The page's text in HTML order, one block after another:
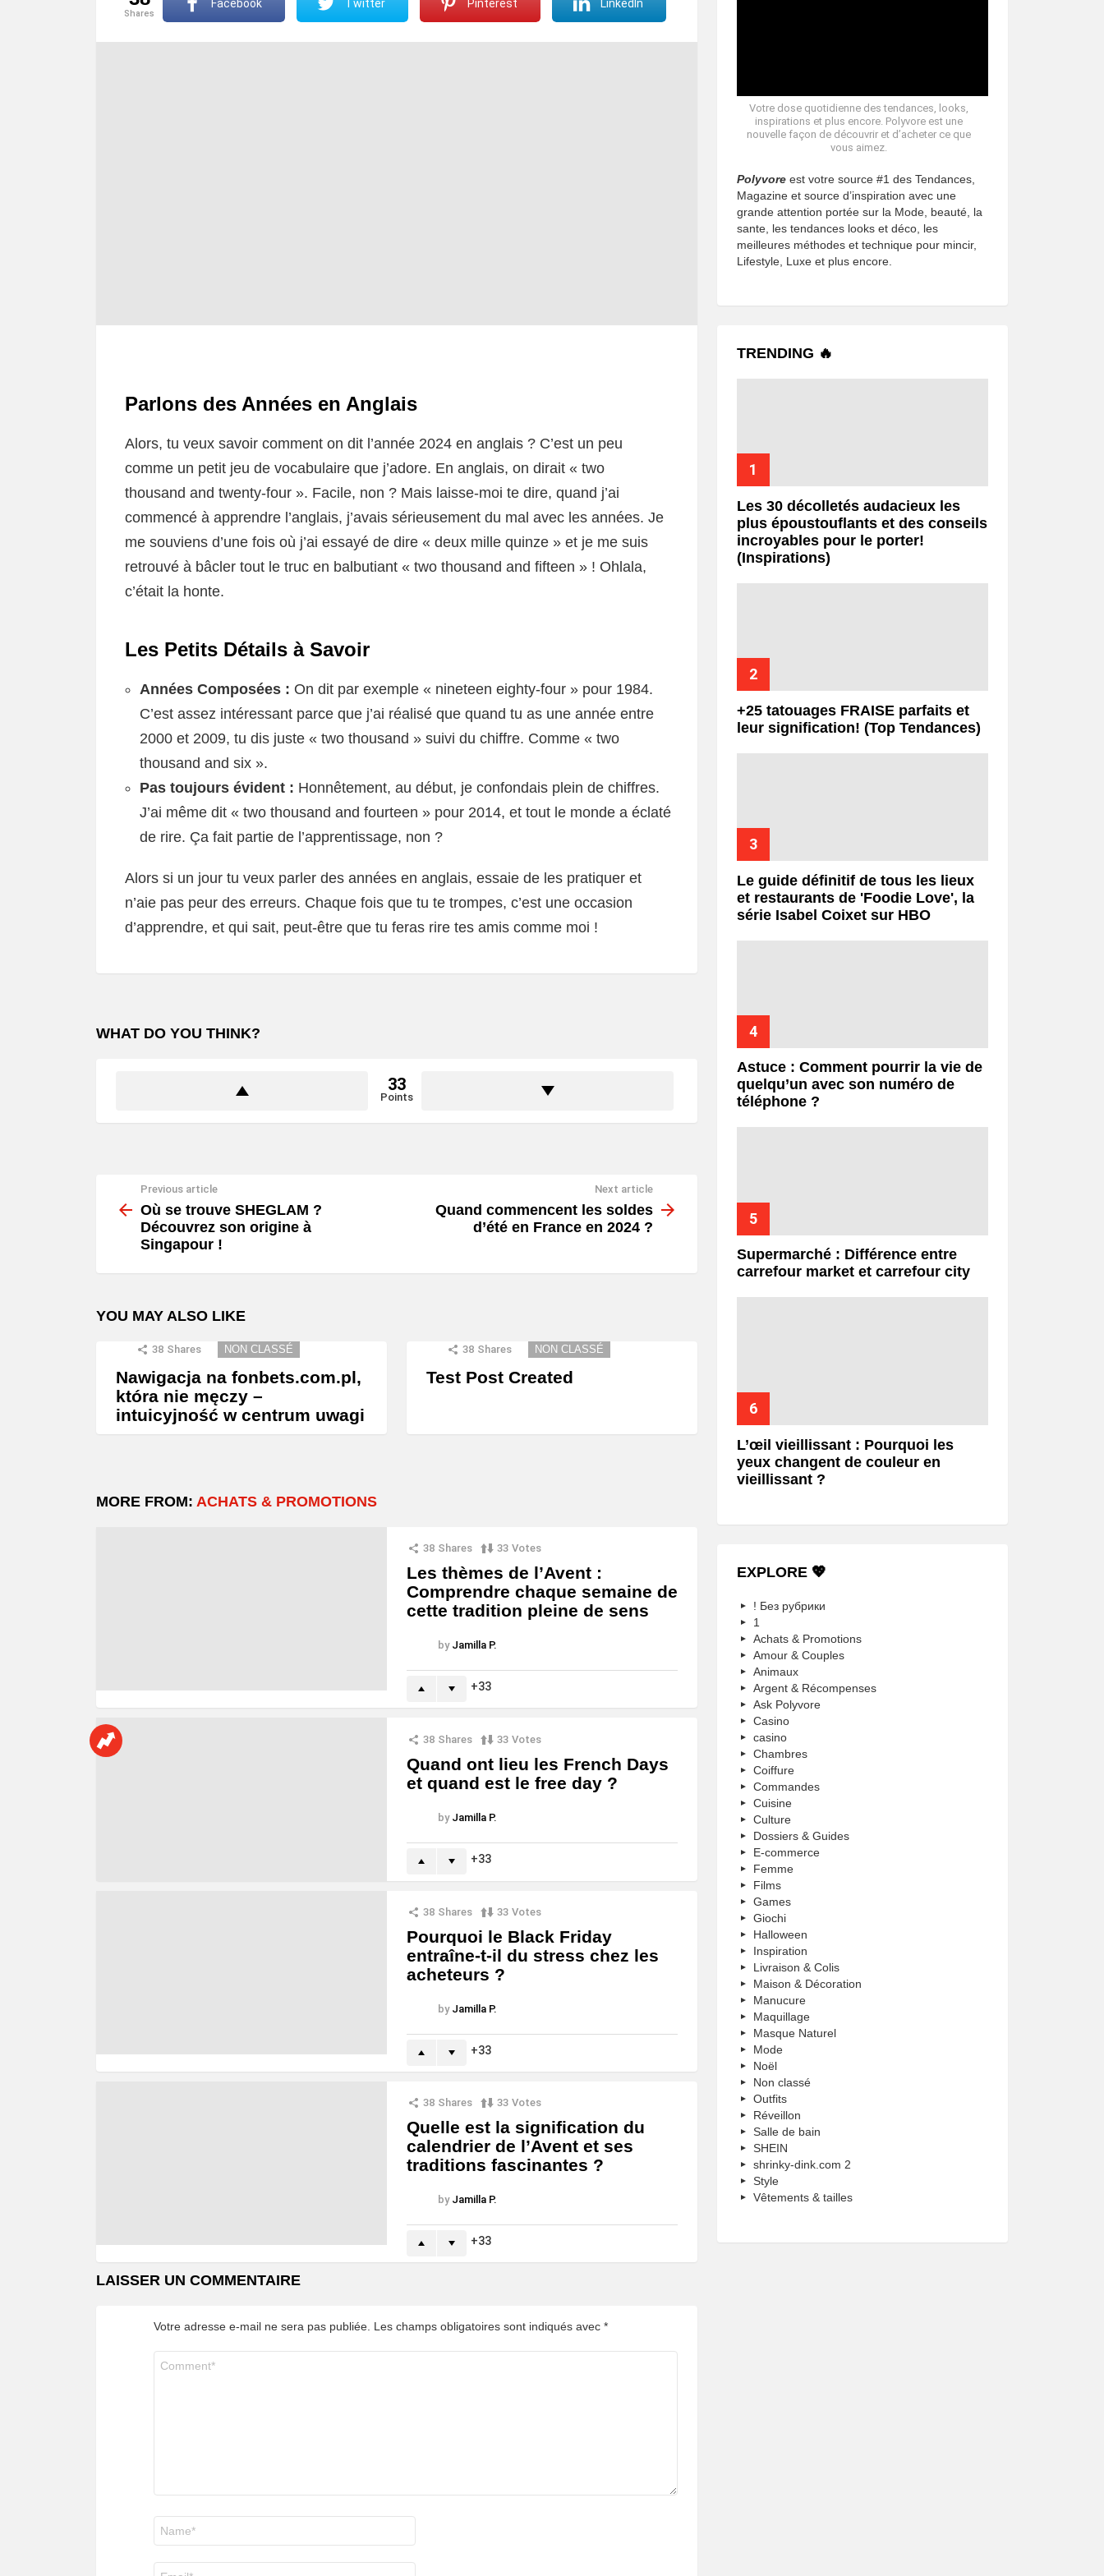
shares
Facebook Twitter Pinterest LinkedIn
Parlons des Années en Anglais
Alors, tu veux savoir comment on dit l’année 2024 en anglais ? C’est un peu
comme un petit jeu de vocabulaire que j’adore. En anglais, on dirait « two
thousand and twenty-four ». Facile, non ? Mais laisse-moi te dire, quand j’ai
commencé à apprendre l’anglais, j’avais sérieusement du mal avec les années. Je
me souviens d’une fois où j’ai essayé de dire « deux mille quinze » et je me suis
retrouvé à bâcler tout le truc en balbutiant « two thousand and fifteen » ! Ohlala,
c’était la honte.
Les Petits Détails à Savoir
Années Composées : On dit par exemple « nineteen eighty-four » pour 1984.
C’est assez intéressant parce que j’ai réalisé que quand tu as une année entre
2000 et 2009, tu dis juste « two thousand » suivi du chiffre. Comme « two
thousand and six ».
Pas toujours évident : Honnêtement, au début, je confondais plein de chiffres.
J’ai même dit « two thousand and fourteen » pour 2014, et tout le monde a éclaté
de rire. Ça fait partie de l’apprentissage, non ?
Alors si un jour tu veux parler des années en anglais, essaie de les pratiquer et
n’aie pas peur des erreurs. Chaque fois que tu te trompes, c’est une occasion
d’apprendre, et qui sait, peut-être que tu feras rire tes amis comme moi !
WHAT DO YOU THINK?
33
Points
more
Previous article
Où se trouve SHEGLAM ?
Découvrez son origine à
Singapour !
Next article
Quand commencent les soldes
d’été en France en 2024 ?
YOU MAY ALSO LIKE
38 Shares NON CLASSÉ
Nawigacja na fonbets.com.pl,
która nie męczy –
intuicyjność w centrum uwagi
38 Shares NON CLASSÉ
Test Post Created
MORE FROM: ACHATS & PROMOTIONS
38 Shares 33 Votes
Les thèmes de l’Avent :
Comprendre chaque semaine de
cette tradition pleine de sens
by Jamilla P.
33
38 Shares 33 Votes
Quand ont lieu les French Days
et quand est le free day ?
by Jamilla P.
33
38 Shares 33 Votes
Pourquoi le Black Friday
entraîne-t-il du stress chez les
acheteurs ?
by Jamilla P.
33
38 Shares 33 Votes
Quelle est la signification du
calendrier de l’Avent et ses
traditions fascinantes ?
by Jamilla P.
33
LAISSER UN COMMENTAIRE
Votre adresse e-mail ne sera pas publiée. Les champs obligatoires sont indiqués avec *
Votre dose quotidienne des tendances, looks,
inspirations et plus encore. Polyvore est une
nouvelle façon de découvrir et d’acheter ce que
vous aimez.
Polyvore est votre source #1 des Tendances,
Magazine et source d’inspiration avec une
grande attention portée sur la Mode, beauté, la
sante, les tendances looks et déco, les
meilleures méthodes et technique pour mincir,
Lifestyle, Luxe et plus encore.
TRENDING 🔥
Les 30 décolletés audacieux les
plus époustouflants et des conseils
incroyables pour le porter!
(Inspirations)
+25 tatouages ​​FRAISE parfaits et
leur signification! (Top Tendances)
Le guide définitif de tous les lieux
et restaurants de 'Foodie Love', la
série Isabel Coixet sur HBO
Astuce : Comment pourrir la vie de
quelqu’un avec son numéro de
téléphone ?
Supermarché : Différence entre
carrefour market et carrefour city
L’œil vieillissant : Pourquoi les
yeux changent de couleur en
vieillissant ?
EXPLORE 💖
! Без рубрики
1
Achats & Promotions
Amour & Couples
Animaux
Argent & Récompenses
Ask Polyvore
Casino
casino
Chambres
Coiffure
Commandes
Cuisine
Culture
Dossiers & Guides
E-commerce
Femme
Films
Games
Giochi
Halloween
Inspiration
Livraison & Colis
Maison & Décoration
Manucure
Maquillage
Masque Naturel
Mode
Noël
Non classé
Outfits
Réveillon
Salle de bain
SHEIN
shrinky-dink.com 2
Style
Vêtements & tailles